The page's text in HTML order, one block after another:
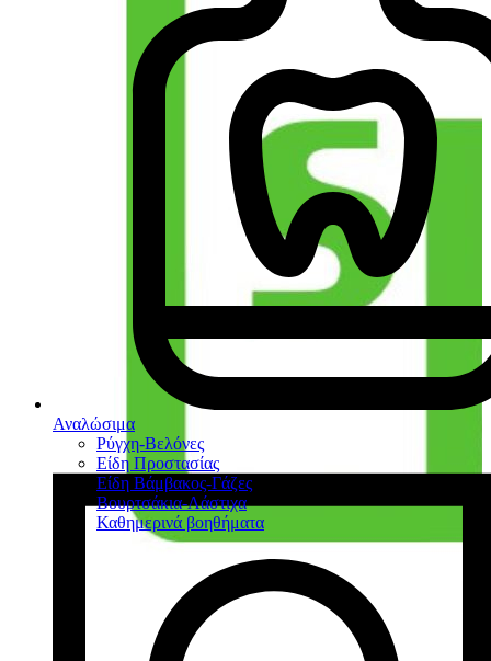
Αναλώσιμα
Ρύγχη-Βελόνες
Είδη Προστασίας
Είδη Βάμβακος-Γάζες
Βουρτσάκια-Λάστιχα
Καθημερινά βοηθήματα